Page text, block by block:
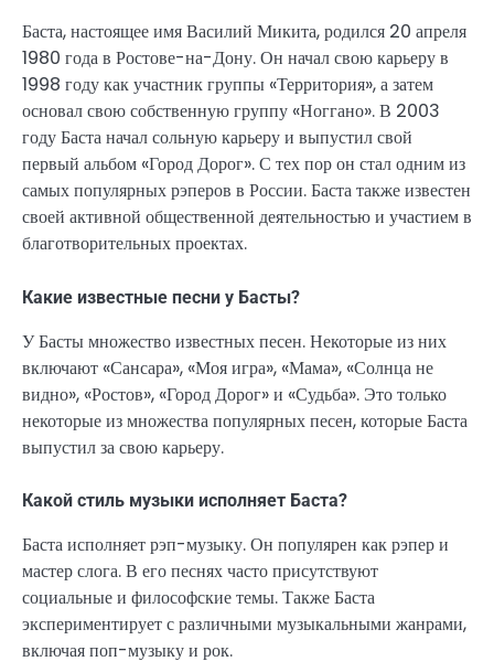
Баста, настоящее имя Василий Микита, родился 20 апреля
1980 года в Ростове-на-Дону. Он начал свою карьеру в
1998 году как участник группы «Территория», а затем
основал свою собственную группу «Ноггано». В 2003
году Баста начал сольную карьеру и выпустил свой
первый альбом «Город Дорог». С тех пор он стал одним из
самых популярных рэперов в России. Баста также известен
своей активной общественной деятельностью и участием в
благотворительных проектах.
Какие известные песни у Басты?
У Басты множество известных песен. Некоторые из них
включают «Сансара», «Моя игра», «Мама», «Солнца не
видно», «Ростов», «Город Дорог» и «Судьба». Это только
некоторые из множества популярных песен, которые Баста
выпустил за свою карьеру.
Какой стиль музыки исполняет Баста?
Баста исполняет рэп-музыку. Он популярен как рэпер и
мастер слога. В его песнях часто присутствуют
социальные и философские темы. Также Баста
экспериментирует с различными музыкальными жанрами,
включая поп-музыку и рок.